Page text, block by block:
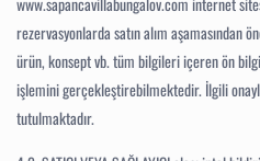
rezervasyonlarda satın alım aşamasından
ürün, konsept vb. tüm bilgileri içeren ön
işlemini gerçekleştirebilmektedir. İlgili
tutulmaktadır.